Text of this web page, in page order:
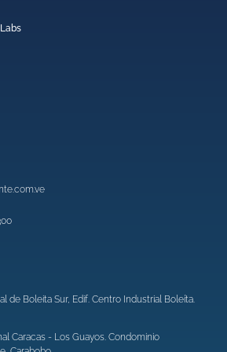
de Boleita Sur, Edif. Centro Industrial Boleíta.
Caracas - Los Guayos. Condominio